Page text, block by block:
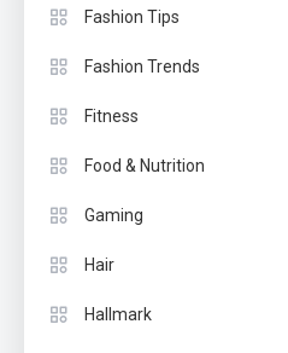
Fashion Tips
Fashion Trends
Fitness
Food & Nutrition
Gaming
Hair
Hallmark